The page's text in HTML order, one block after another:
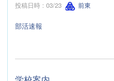
投稿日時 : 03/23 前東
部活速報